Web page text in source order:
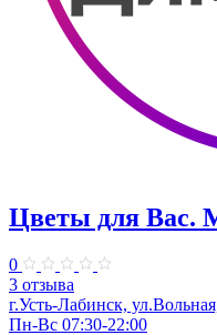
Цветы для Вас.
0
3 отзыва
г.Усть-Лабинск,
Пн-Вс 07:30-22:00